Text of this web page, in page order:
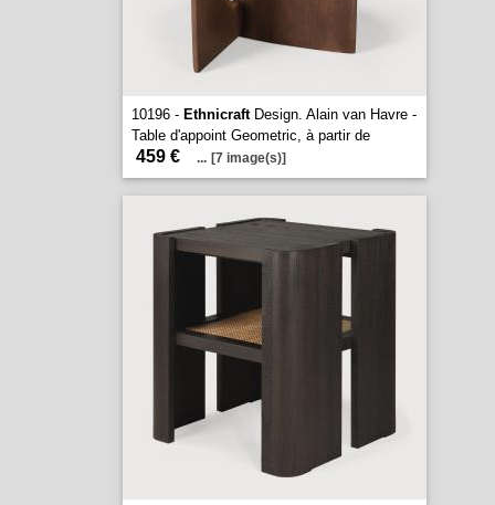
10196 - EthnicraftDesign. Alain van Havre -
Table d'appoint Geometric, à partir de
459 € ... [7 image(s)]